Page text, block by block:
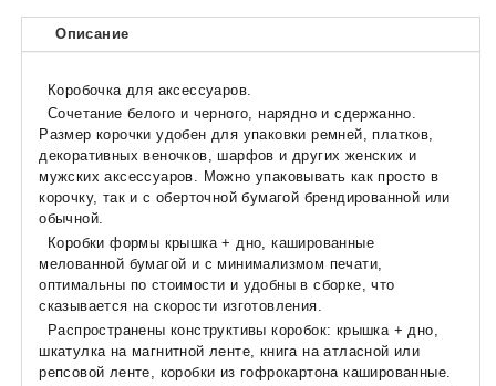
Описание
Коробочка для аксессуаров.
Сочетание белого и черного, нарядно и сдержанно.
Размер корочки удобен для упаковки ремней, платков,
декоративных веночков, шарфов и других женских и
мужских аксессуаров. Можно упаковывать как просто в
корочку, так и с оберточной бумагой брендированной или
обычной.
Коробки формы крышка + дно, кашированные
мелованной бумагой и с минимализмом печати,
оптимальны по стоимости и удобны в сборке, что
сказывается на скорости изготовления.
Распространены конструктивы коробок: крышка + дно,
шкатулка на магнитной ленте, книга на атласной или
репсовой ленте, коробки из гофрокартона кашированные.